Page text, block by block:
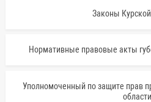
Законы
Нормативные правовые акты
Уполномоченный по защите прав
области